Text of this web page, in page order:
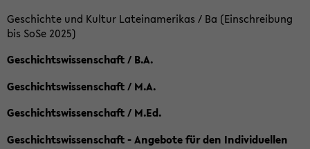
Geschichte und Kultur Lateinamerikas / Ba (Einschreibung
bis SoSe 2025)
Geschichtswissenschaft / B.A.
Geschichtswissenschaft / M.A.
Geschichtswissenschaft / M.Ed.
Geschichtswissenschaft - Angebote für den Individuellen